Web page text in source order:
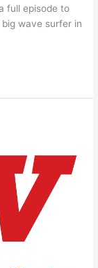
full episode to
wave surfer in